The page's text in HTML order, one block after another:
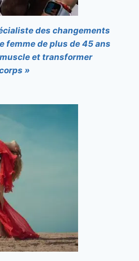
des changements
femme de plus de 45 ans
et transformer
»